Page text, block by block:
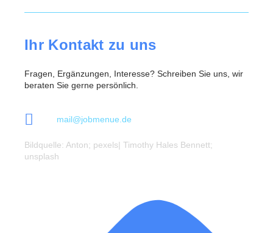
Ihr Kontakt zu uns
Fragen, Ergänzungen, Interesse? Schreiben Sie uns, wir
beraten Sie gerne persönlich.
mail@jobmenue.de
Bildquelle: Anton; pexels| Timothy Hales Bennett;
unsplash